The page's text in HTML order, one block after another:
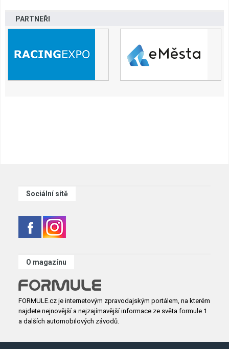
PARTNEŘI
Sociální sítě
O magazínu
FORMULE.cz je internetovým zpravodajským portálem, na kterém
najdete nejnovější a nejzajímavější informace ze světa formule 1
a dalších automobilových závodů.